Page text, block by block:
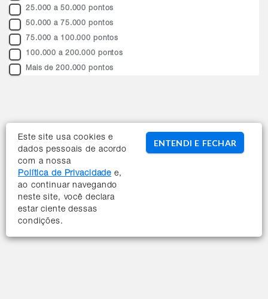
Este site usa cookies e
dados pessoais de acordo
com a nossa
Política de Privacidade e,
ao continuar navegando
neste site, você declara
estar ciente dessas
condições.
ENTENDI E FECHAR
25.000 a 50.000 pontos
50.000 a 75.000 pontos
75.000 a 100.000 pontos
100.000 a 200.000 pontos
Mais de 200.000 pontos